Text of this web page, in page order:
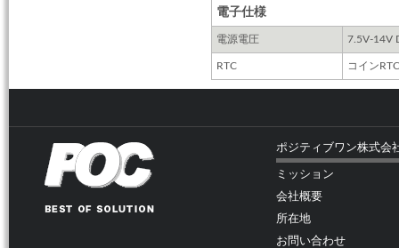
電子仕様
電源電圧 7.5V-14V
RTC コイン
ポジティブワン株式会
ミッション
会社概要
所在地
お問い合わせ